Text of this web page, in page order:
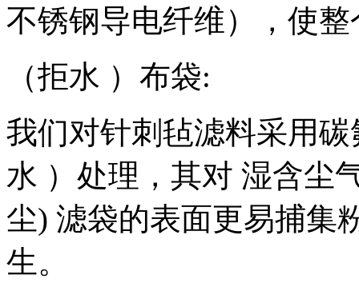
不锈钢导电纤维），使
（拒水 ）布袋:
我们对针刺毡滤料采用
水 ）处理，其对 湿含尘
尘) 滤袋的表面更易捕集
生。